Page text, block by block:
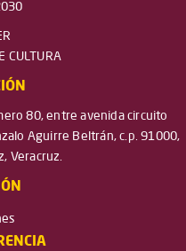
CULTURA
80, entre avenida circuito
Aguirre Beltrán, c.p. 91000,
Veracruz.